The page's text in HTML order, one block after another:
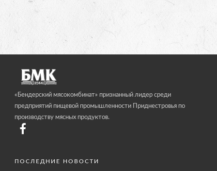
«Бендерский мясокомбинат» признанный лидер среди
предприятий пищевой промышленности Приднестровья по
производству мясных продуктов.
ПОСЛЕДНИЕ НОВОСТИ